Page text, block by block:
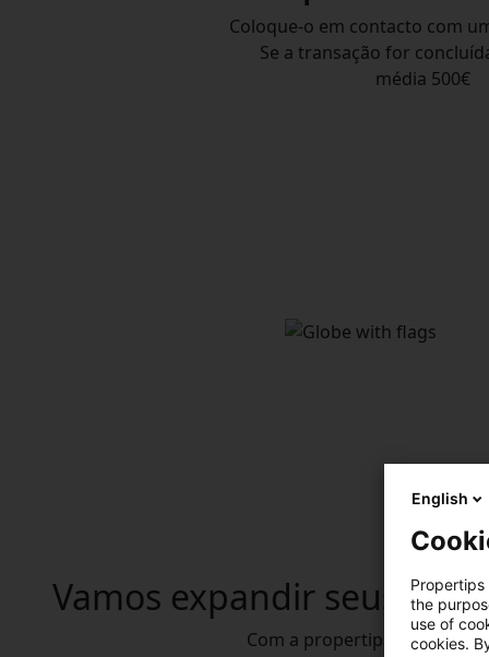
Coloque-o em contacto com
Se a transação for
média 500€
Vamos expandir seus
Com a propertips, todos
English
the
use of
cookies.